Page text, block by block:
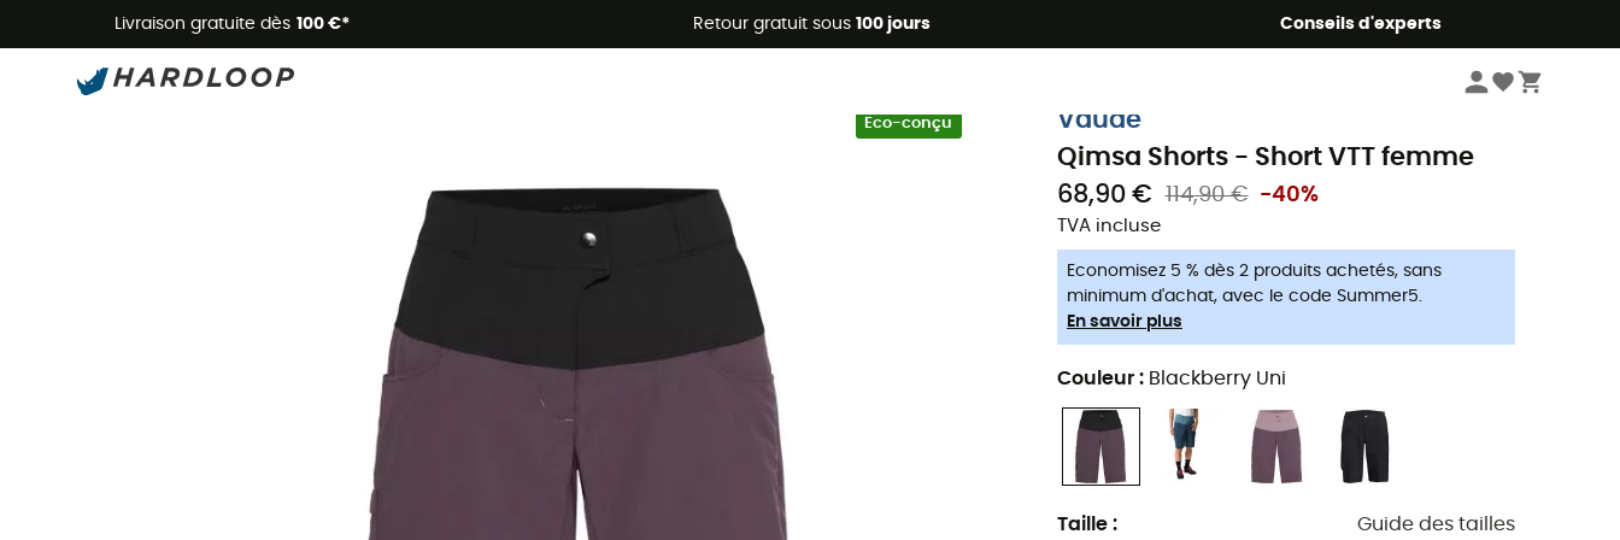
Livraison gratuite dès 100 €* Retour gratuit sous 100 jours Conseils d'experts
Promos d'été 🔥 -5 % EXTRA dès 2 produits* code Summer5
Eco-conçu
Vaude
Qimsa Shorts - Short VTT femme
68,90 €
114,90 € -40%
TVA incluse
Economisez 5 % dès 2 produits achetés, sans
minimum d'achat, avec le code Summer5.
En savoir plus
Couleur : Blackberry Uni
Taille : Guide des tailles